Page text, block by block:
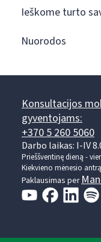
Ieškome turto
Nuorodos
Konsultacijos
gyventojams:
+370 5 260 5060
Darbo laikas: I-IV
Prieššventinę dieną -
Kiekvieno mėnesio
Paklausimas per